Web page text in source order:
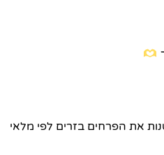
את הפרחים בזרים לפי מלאי